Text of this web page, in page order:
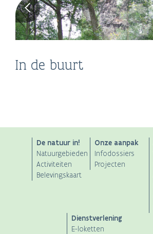
In de buurt
van Beverlo
ANB
Main
navigation
De natuur in!
Natuurgebieden
Activiteiten
Belevingskaart
Onze aanpak
Infodossiers
Projecten
Dienstverlening
E-loketten